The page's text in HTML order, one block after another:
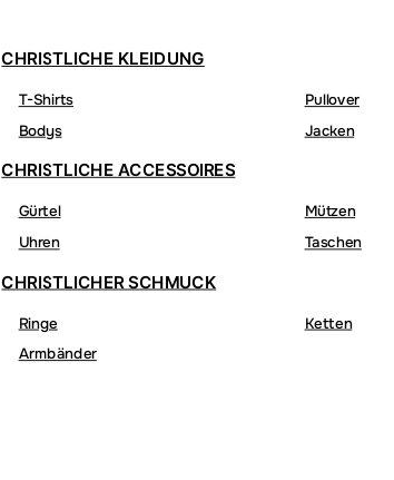
CHRISTLICHE KLEIDUNG
T-Shirts Pullover
Bodys
Jacken
CHRISTLICHE ACCESSOIRES
Gürtel Mützen
Uhren
Taschen
CHRISTLICHER SCHMUCK
Ringe Ketten
Armbänder